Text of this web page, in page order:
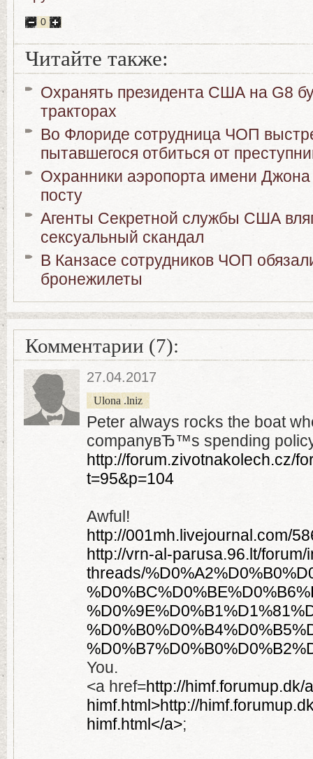
0
Читайте также:
Охранять президента США на G8
тракторах
Во Флориде сотрудница ЧОП
пытавшегося отбиться от
Охранники аэропорта имени Джона
посту
Агенты Секретной службы США
сексуальный скандал
В Канзасе сотрудников ЧОП
бронежилеты
Комментарии (7):
27.04.2017
Ulona .lniz
Peter always rocks the boat
companyвЂ™s spending
http://forum.zivotnakolech.cz/
t=95&p=104
Awful!
http://001mh.livejournal.com/
http://vrn-al-parusa.96.lt/forum/
threads/
You.
<a href=http://himf.forumup.dk/
himf.html>http://
himf.html</a>;